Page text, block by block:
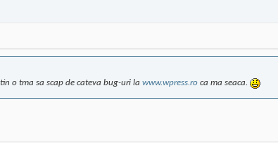
o tma sa scap de cateva bug-uri la www.wpress.ro ca ma seaca.